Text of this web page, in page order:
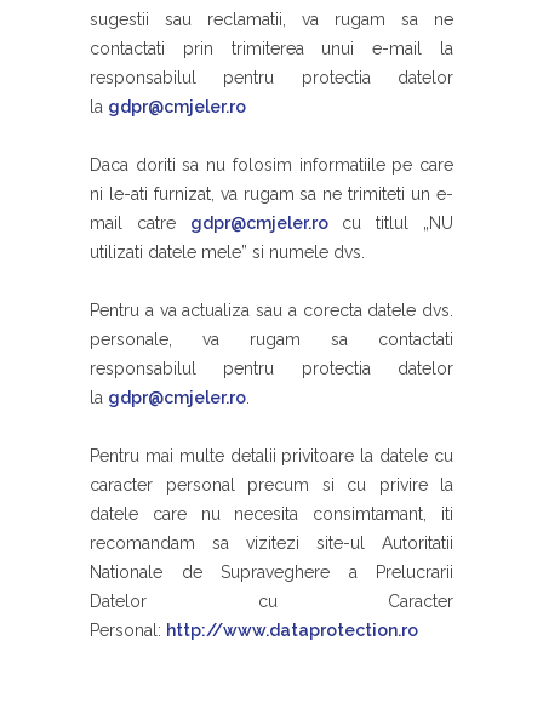
sugestii sau reclamatii, va rugam sa ne
contactati prin trimiterea unui e-mail la
responsabilul pentru protectia datelor
la gdpr@cmjeler.ro
Daca doriti sa nu folosim informatiile pe care
ni le-ati furnizat, va rugam sa ne trimiteti un e-
mail catre gdpr@cmjeler.rocu titlul „NU
utilizati datele mele” si numele dvs.
Pentru a va actualiza sau a corecta datele dvs.
personale, va rugam sa contactati
responsabilul pentru protectia datelor
la gdpr@cmjeler.ro
Pentru mai multe detalii privitoare la datele cu
caracter personal precum si cu privire la
datele care nu necesita consimtamant, iti
recomandam sa vizitezi site-ul Autoritatii
Nationale de Supraveghere a Prelucrarii
Datelor cu Caracter
Personal: http://www.dataprotection.ro